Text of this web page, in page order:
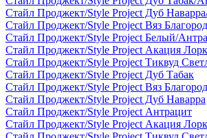
Стайл Проджект/Style Project Дуб
Стайл Проджект/Style Project Вяз
Стайл Проджект/Style Project Белый/
Стайл Проджект/Style Project Акация
Стайл Проджект/Style Project Тиквуд
Стайл Проджект/Style Project Дуб Табак
Стайл Проджект/Style Project Вяз
Стайл Проджект/Style Project Дуб Наварра
Стайл Проджект/Style Project Антрацит
Стайл Проджект/Style Project Акация